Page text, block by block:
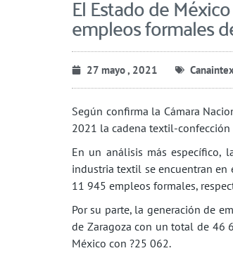
El Estado de
empleos formales
27 mayo , 2021
Según confirma la Cámara
2021 la cadena textil-
En un análisis más específico,
industria textil se encuentran en
11 945 empleos formales,
Por su parte, la generación de
de Zaragoza con un total de 46
México con ?25 062.